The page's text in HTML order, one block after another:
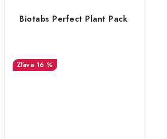
Biotabs Perfect Plant Pack
16 %